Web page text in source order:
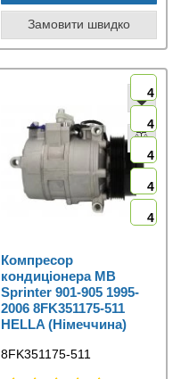
Замовити швидко
4
4
4
4
4
Компресор
кондиціонера MB
Sprinter 901-905 1995-
2006 8FK351175-511
HELLA (Німеччина)
8FK351175-511